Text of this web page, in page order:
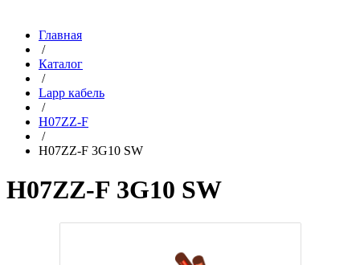
Главная
/
Каталог
/
Lapp кабель
/
H07ZZ-F
/
H07ZZ-F 3G10 SW
H07ZZ-F 3G10 SW